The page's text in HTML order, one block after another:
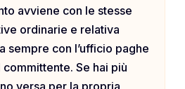
avviene con le stesse
ordinarie e relativa
sempre con l’ufficio paghe
Se hai più